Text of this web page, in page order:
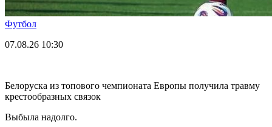
Футбол
07.08.26 10:30
Белоруска из топового чемпионата Европы получила травму
крестообразных связок
Выбыла надолго.